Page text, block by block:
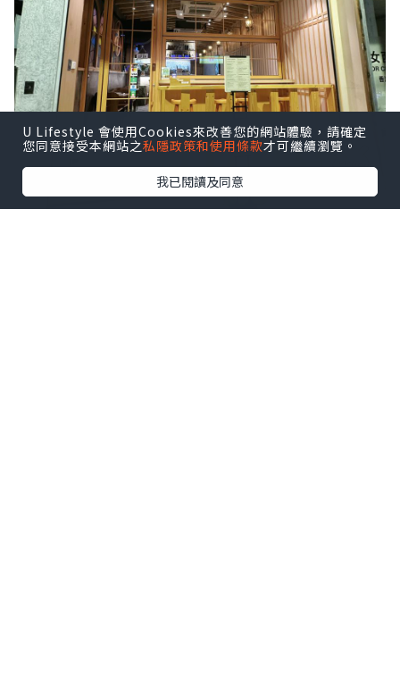
U Lifestyle 會使用Cookies來改善您的網站體驗，請確定
您同意接受本網站之私隱政策和使用條款才可繼續瀏覽。
我已閱讀及同意